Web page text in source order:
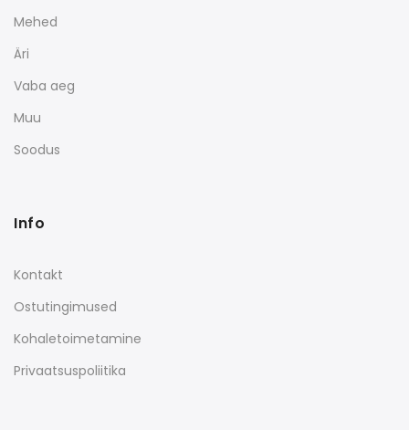
Mehed
Äri
Vaba aeg
Muu
Soodus
Info
Kontakt
Ostutingimused
Kohaletoimetamine
Privaatsuspoliitika